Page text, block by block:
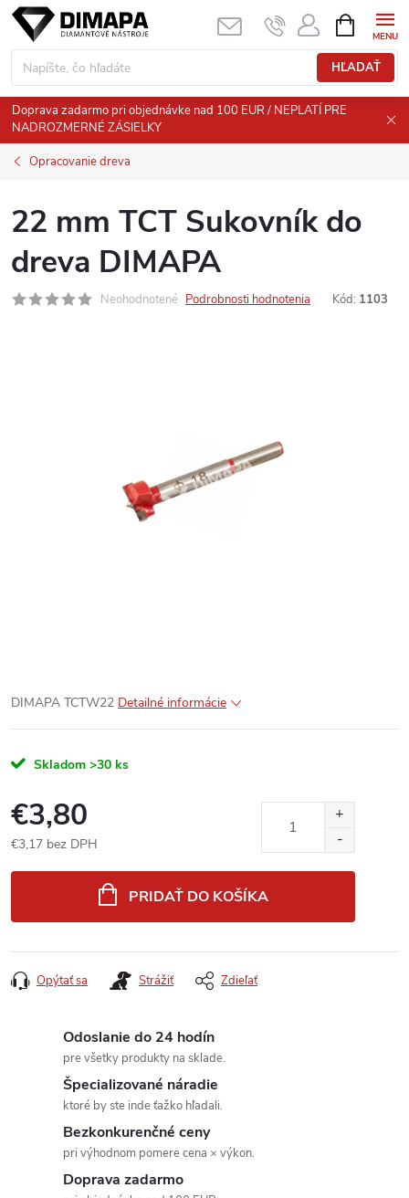
Prejsť
obsah
HĽADAŤ
KOŠÍK
Doprava zadarmo pri objednávke nad 100 EUR / NEPLATÍ PRE
NADROZMERNÉ ZÁSIELKY
Opracovanie dreva
22 mm TCT Sukovník do
dreva DIMAPA
Neohodnotené Podrobnosti hodnotenia Kód: 1103
DIMAPA TCTW22 Detailné informácie
Skladom >30 ks
€3,80
€3,17 bez DPH
PRIDAŤ DO KOŠÍKA
Opýtať sa Strážiť Zdieľať
Odoslanie do 24 hodín
pre všetky produkty na sklade.
Špecializované náradie
ktoré by ste inde ťažko hľadali.
Bezkonkurenčné ceny
pri výhodnom pomere cena × výkon.
Doprava zadarmo